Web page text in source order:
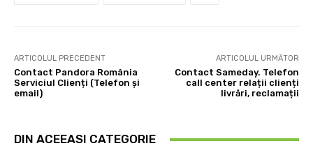
ARTICOLUL PRECEDENT
Contact Pandora România
Serviciul Clienți (Telefon și
email)
ARTICOLUL URMĂTOR
Contact Sameday. Telefon
call center relații clienți
livrări, reclamații
DIN ACEEASI CATEGORIE